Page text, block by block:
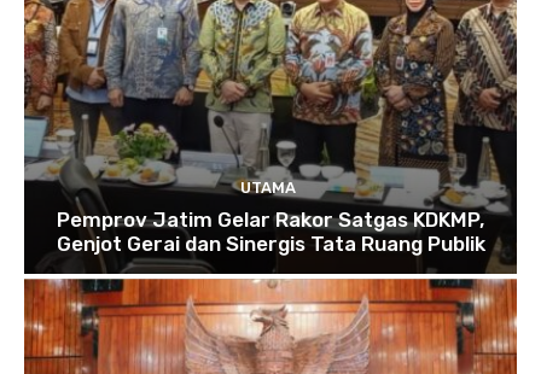
UTAMA
Pemprov Jatim Gelar Rakor Satgas KDKMP,
Genjot Gerai dan Sinergis Tata Ruang Publik